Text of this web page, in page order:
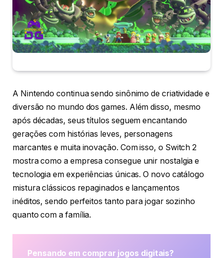
A Nintendo continua sendo sinônimo de criatividade e
diversão no mundo dos games. Além disso, mesmo
após décadas, seus títulos seguem encantando
gerações com histórias leves, personagens
marcantes e muita inovação. Com isso, o Switch 2
mostra como a empresa consegue unir nostalgia e
tecnologia em experiências únicas. O novo catálogo
mistura clássicos repaginados e lançamentos
inéditos, sendo perfeitos tanto para jogar sozinho
quanto com a família.
Pensando em comprar jogos digitais?